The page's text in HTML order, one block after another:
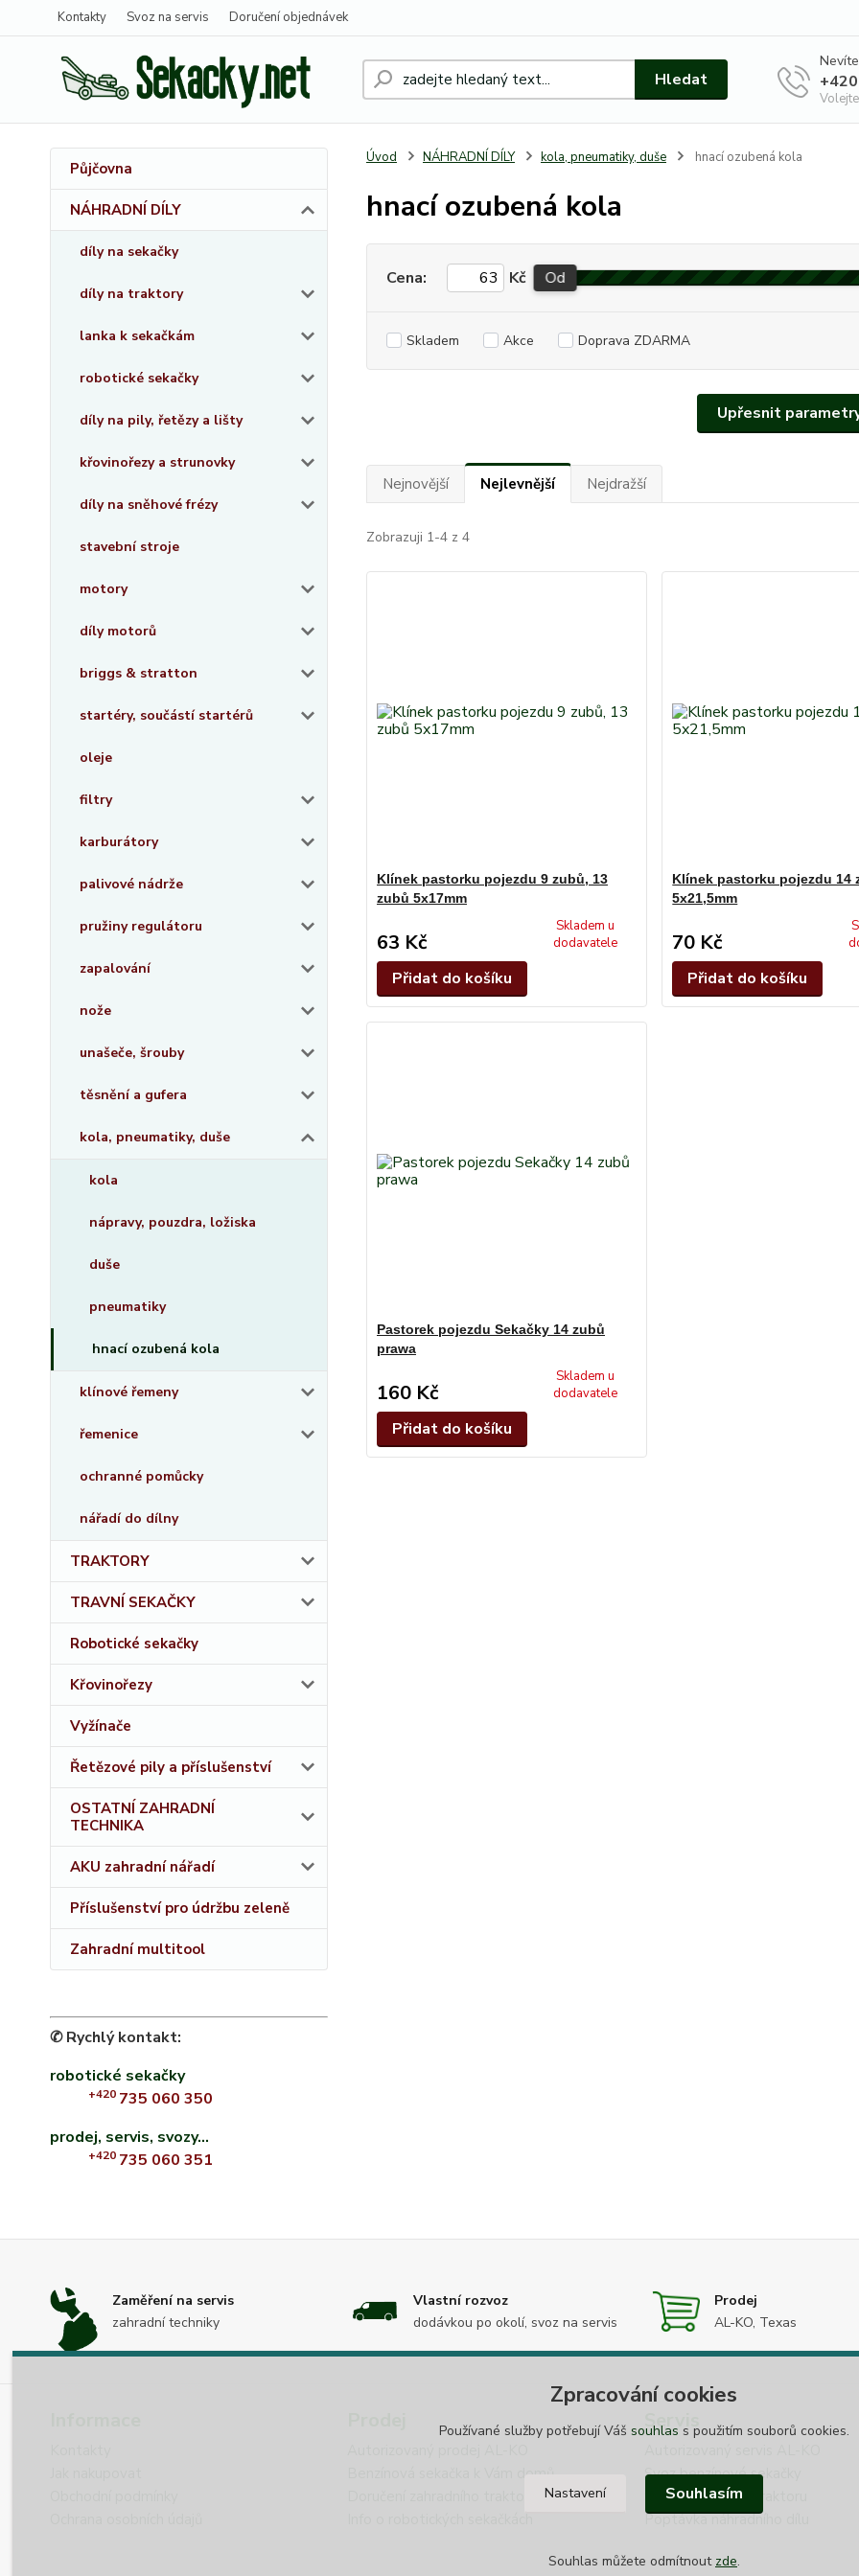
Kontakty Svoz na servis Doručení objednávek
Hledat
Půjčovna
NÁHRADNÍ DÍLY
díly na sekačky
díly na traktory
lanka k sekačkám
robotické sekačky
díly na pily, řetězy a lišty
křovinořezy a strunovky
díly na sněhové frézy
stavební stroje
motory
díly motorů
briggs & stratton
startéry, součástí startérů
oleje
filtry
karburátory
palivové nádrže
pružiny regulátoru
zapalování
nože
unašeče, šrouby
těsnění a gufera
kola, pneumatiky, duše
kola
nápravy, pouzdra, ložiska
duše
pneumatiky
hnací ozubená kola
klínové řemeny
řemenice
ochranné pomůcky
nářadí do dílny
TRAKTORY
TRAVNÍ SEKAČKY
Robotické sekačky
Křovinořezy
Vyžínače
Řetězové pily a příslušenství
OSTATNÍ ZAHRADNÍ
TECHNIKA
AKU zahradní nářadí
Příslušenství pro údržbu zeleně
Zahradní multitool
✆ Rychlý kontakt:
robotické sekačky
+420 735 060 350
prodej, servis, svozy...
+420 735 060 351
Úvod NÁHRADNÍ DÍLY kola, pneumatiky, duše hnací ozubená kola
hnací ozubená kola
Upřesnit
Cena: Kč Od
Skladem Akce Doprava ZDARMA
Nejnovější Nejlevnější Nejdražší
Zobrazuji 1-4 z 4
Klínek pastorku pojezdu 9 zubů, 13
zubů 5x17mm
63 Kč
Skladem u
dodavatele
Přidat do košíku
Klínek pastorku pojezdu 14
5x21,5mm
70 Kč
Přidat do košíku
Pastorek pojezdu Sekačky 14 zubů
prawa
160 Kč
Skladem u
dodavatele
Přidat do košíku
Zaměření na servis
zahradní techniky
Vlastní rozvoz
dodávkou po okolí, svoz na servis
Prodej
AL-KO, Texas
Benzínová sekačka k Vám domů
Servis
Svoz benzínové sekačky
Svoz zahradního traktoru
Poptávka náhradního dílu
Zpracování cookies
Používané služby potřebují Váš souhlas s použitím souborů cookies.
Nastavení Souhlasím
Souhlas můžete odmítnout zde.